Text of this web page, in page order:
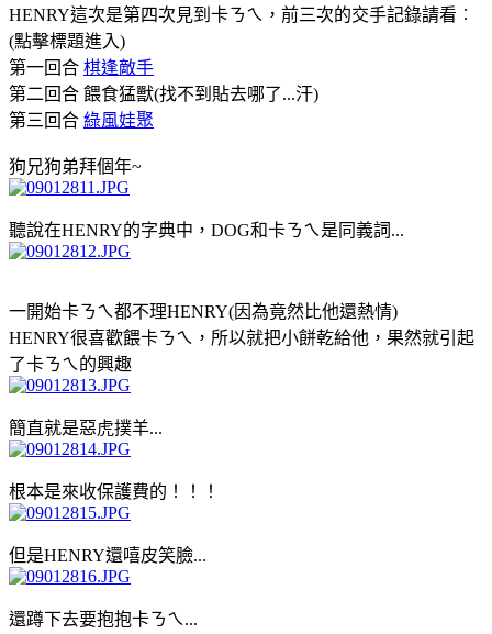
HENRY這次是第四次見到卡ㄋㄟ，前三次的交手記錄請看︰
(點擊標題進入)
第一回合 棋逢敵手
第二回合 餵食猛獸(找不到貼去哪了...汗)
第三回合 綠風娃聚
狗兄狗弟拜個年~
聽說在HENRY的字典中，DOG和卡ㄋㄟ是同義詞...
一開始卡ㄋㄟ都不理HENRY(因為竟然比他還熱情)
HENRY很喜歡餵卡ㄋㄟ，所以就把小餅乾給他，果然就引起
了卡ㄋㄟ的興趣
簡直就是惡虎撲羊...
根本是來收保護費的！！！
但是HENRY還嘻皮笑臉...
還蹲下去要抱抱卡ㄋㄟ...